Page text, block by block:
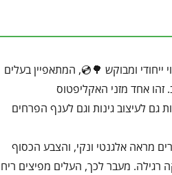
ייחודי ומבוקש 🌳💿, המתאפיין בעלים
זהו אחד מזני האקליפטוס
גם לעיצוב גינות וגם לענף הפרחים
מראה אלגנטי ונקי, והצבע הכסוף
רגילה. מעבר לכך, העלים מפיצים ריח